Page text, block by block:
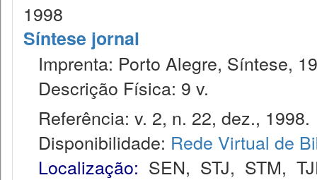
1998
Síntese jornal
Imprenta: Porto Alegre, Síntese,
Descrição Física: 9 v.
Referência: v. 2, n. 22, dez., 1998.
Disponibilidade: Rede Virtual de
Localização: SEN, STJ, STM,